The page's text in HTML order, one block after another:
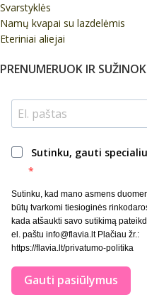
Svarstyklės
Namų kvapai su lazdelėmis
Eteriniai aliejai
PRENUMERUOK IR
Sutinku, gauti
Sutinku, kad mano asmens
būtų tvarkomi tiesioginės
kada atšaukti savo sutikimą
el. paštu info@flavia.lt Plačiau žr.:
https://flavia.lt/privatumo-politika
Gauti pasiūlymus